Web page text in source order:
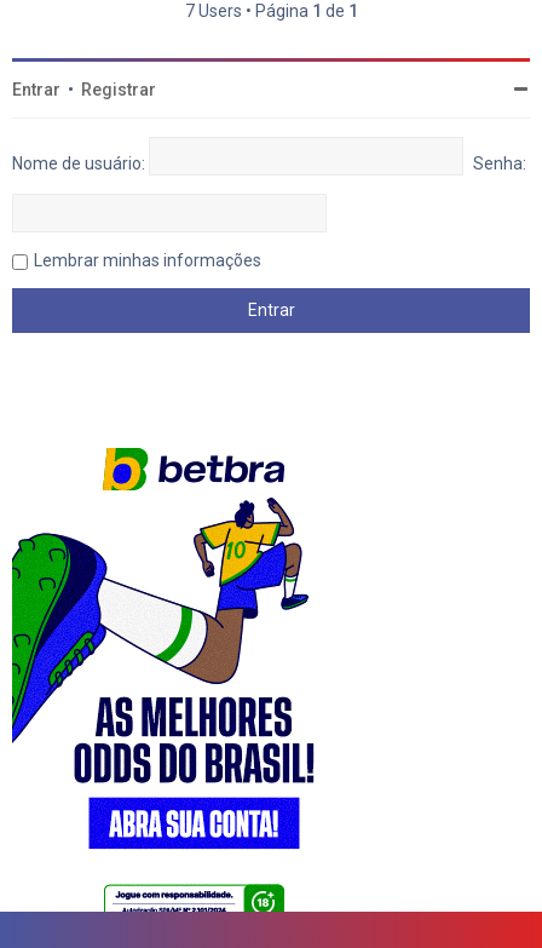
7 Users • Página 1 de 1
Entrar • Registrar
Nome de usuário: Senha:
Lembrar minhas informações